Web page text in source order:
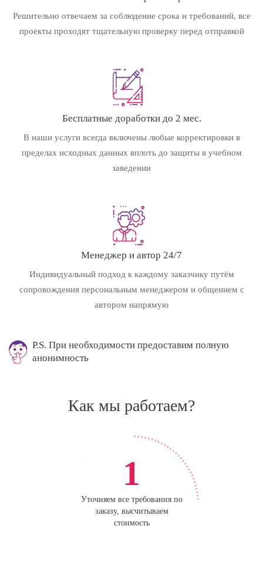
Решительно отвечаем за соблюдение срока и требований, все
проекты проходят тщательную проверку перед отправкой
Бесплатные доработки до 2 мес.
В наши услуги всегда включены любые корректировки в
пределах исходных данных вплоть до защиты в учебном
заведении
Менеджер и автор 24/7
Индивидуальный подход к каждому заказчику путём
сопровождения персональным менеджером и общением с
автором напрямую
P.S. При необходимости предоставим полную
анонимность
Как мы работаем?
1
Уточняем все требования по
заказу, высчитываем
стоимость